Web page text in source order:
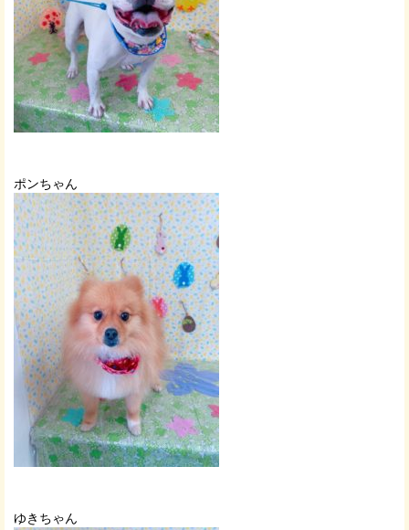
ポンちゃん
ゆきちゃん